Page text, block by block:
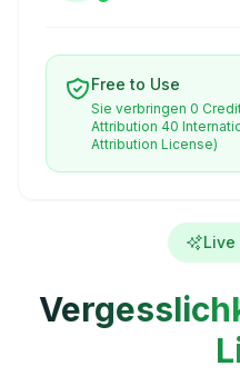
Free to Use
Sie verbringen 0
Attribution 40
Attribution License)
Live